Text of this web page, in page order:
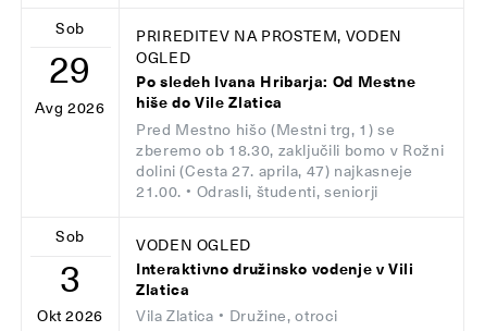
Sob
29
Avg 2026
PRIREDITEV NA PROSTEM, VODEN
OGLED
Po sledeh Ivana Hribarja: Od Mestne
hiše do Vile Zlatica
Pred Mestno hišo (Mestni trg, 1) se
zberemo ob 18.30, zaključili bomo v Rožni
dolini (Cesta 27. aprila, 47) najkasneje
21.00. • Odrasli, študenti, seniorji
Sob
3
Okt 2026
VODEN OGLED
Interaktivno družinsko vodenje v Vili
Zlatica
Vila Zlatica • Družine, otroci